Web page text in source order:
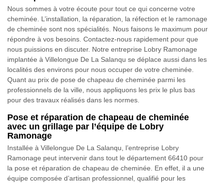
Nous sommes à votre écoute pour tout ce qui concerne votre
cheminée. L’installation, la réparation, la réfection et le ramonage
de cheminée sont nos spécialités. Nous faisons le maximum pour
répondre à vos besoins. Contactez-nous rapidement pour que
nous puissions en discuter. Notre entreprise Lobry Ramonage
implantée à Villelongue De La Salanqu se déplace aussi dans les
localités des environs pour nous occuper de votre cheminée.
Quant au prix de pose de chapeau de cheminée parmi les
professionnels de la ville, nous appliquons les prix le plus bas
pour des travaux réalisés dans les normes.
Pose et réparation de chapeau de cheminée
avec un grillage par l’équipe de Lobry
Ramonage
Installée à Villelongue De La Salanqu, l’entreprise Lobry
Ramonage peut intervenir dans tout le département 66410 pour
la pose et réparation de chapeau de cheminée. En effet, il a une
équipe composée d’artisan professionnel, qualifié pour les